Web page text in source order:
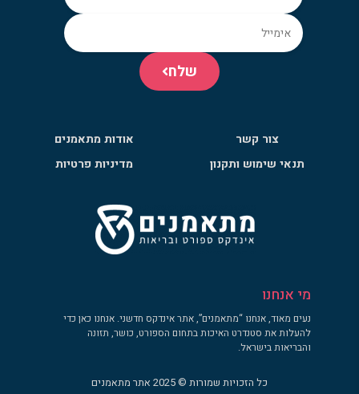
שלח
צור קשר
אודות מתאמנים
תנאי שימוש ותקנון
מדיניות פרטיות
מי אנחנו
נעים מאוד, אנחנו “מתאמנים”, אתר אינדקס חדשני. אנחנו כאן כדי
להעלות את סטנדרט האיכות בתחום הספורט, כושר, תזונה
והבריאות בישראל.
כל הזכויות שמורות © 2025 אתר מתאמנים